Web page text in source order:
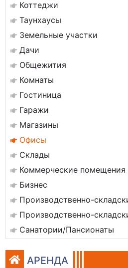
Коттеджи
Таунхаусы
Земельные участки
Дачи
Общежития
Комнаты
Гостиница
Гаражи
Магазины
Офисы
Склады
Коммерческие помещения
Бизнес
Производственно-
Производственно-
Санатории/Пансионаты
АРЕНДА